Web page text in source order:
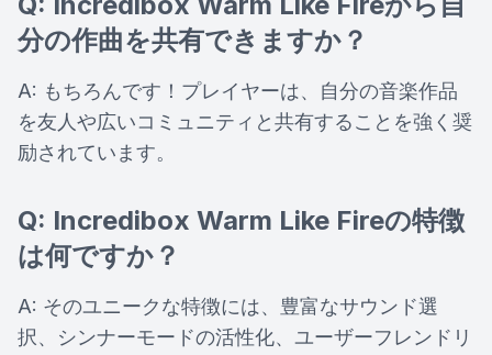
分の作曲を共有できますか？
A: もちろんです！プレイヤーは、自分の音楽作品
を友人や広いコミュニティと共有することを強く奨
励されています。
Q: Incredibox Warm Like Fireの特徴
は何ですか？
A: そのユニークな特徴には、豊富なサウンド選
択、シンナーモードの活性化、ユーザーフレンドリ